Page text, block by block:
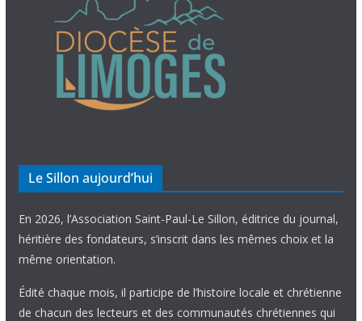
Le Sillon aujourd’hui
En 2026, l’Association Saint-Paul-Le Sillon, éditrice du journal,
héritière des fondateurs, s’inscrit dans les mêmes choix et la
même orientation.
Édité chaque mois, il participe de l’histoire locale et chrétienne
de chacun des lecteurs et des communautés chrétiennes qui